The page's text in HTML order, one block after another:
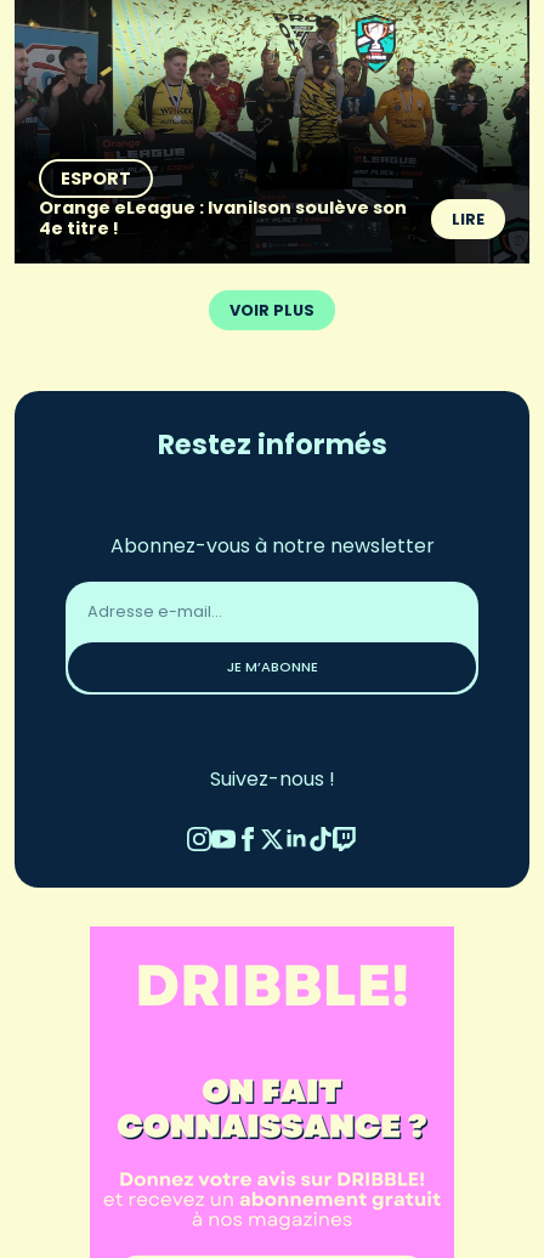
ESPORT
Orange eLeague : Ivanilson soulève son
4e titre !
LIRE
VOIR PLUS
Restez informés
Abonnez-vous à notre newsletter
Adresse
email
JE M’ABONNE
Suivez-nous !